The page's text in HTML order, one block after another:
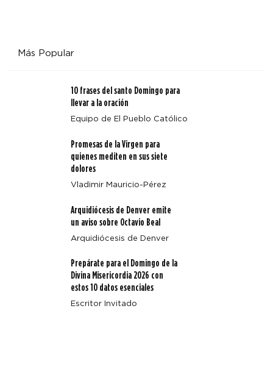
Más Popular
10 frases del santo Domingo para
llevar a la oración
Equipo de El Pueblo Católico
Promesas de la Virgen para
quienes mediten en sus siete
dolores
Vladimir Mauricio-Pérez
Arquidiócesis de Denver emite
un aviso sobre Octavio Beal
Arquidiócesis de Denver
Prepárate para el Domingo de la
Divina Misericordia 2026 con
estos 10 datos esenciales
Escritor Invitado